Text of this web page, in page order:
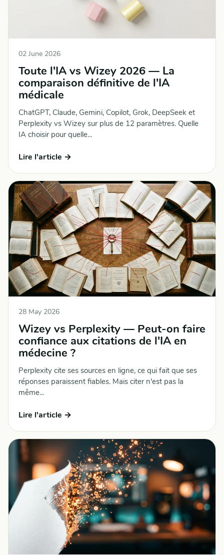
02 June 2026
Toute l'IA vs Wizey 2026 — La
comparaison définitive de l'IA
médicale
ChatGPT, Claude, Gemini, Copilot, Grok, DeepSeek et
Perplexity vs Wizey sur plus de 12 paramètres. Quelle
IA choisir pour quelle...
Lire l'article →
28 May 2026
Wizey vs Perplexity — Peut-on faire
confiance aux citations de l'IA en
médecine ?
Perplexity cite ses sources en ligne, ce qui fait que ses
réponses paraissent fiables. Mais citer n'est pas la
même...
Lire l'article →